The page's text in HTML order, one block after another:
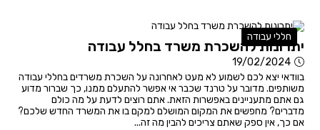
חללי עבודה
יתרונות להשכרת משרד בחלל עבודה
19/02/2024
בוודאי יצא לכם לשמוע לא מעט לאחרונה על השכרת משרדים בחללי עבודה
משותפים. מדובר על טרנד שכבר אי אפשר להתעלם ממנו, כך שברור מדוע
גם אתם מתעניינים באפשרות הזאת. אתם רוצים לדעת על מה כולם
מדברים? מחפשים את המקום המושלם למקם בו את המשרד החדש שלכם?
אם כך, אין ספק שאתם צריכים להבין מה זה...